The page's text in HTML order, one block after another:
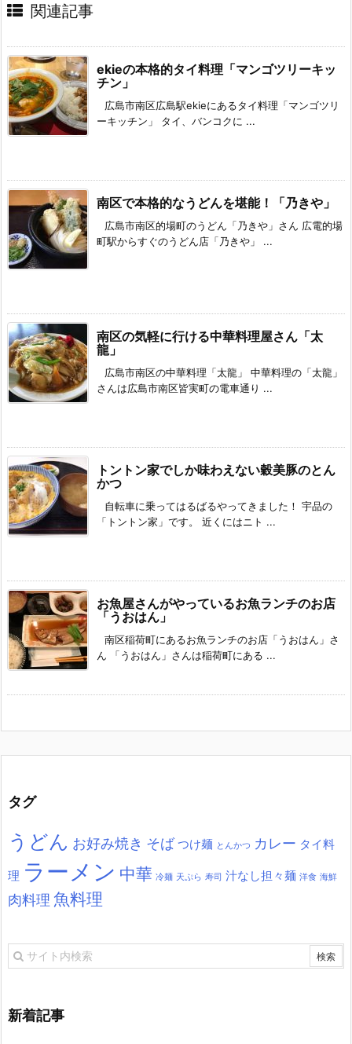
関連記事
ekieの本格的タイ料理「マンゴツリーキッ
チン」
広島市南区広島駅ekieにあるタイ料理「マンゴツリ
ーキッチン」 タイ、バンコクに ...
南区で本格的なうどんを堪能！「乃きや」
広島市南区的場町のうどん「乃きや」さん 広電的場
町駅からすぐのうどん店「乃きや」 ...
南区の気軽に行ける中華料理屋さん「太
龍」
広島市南区の中華料理「太龍」 中華料理の「太龍」
さんは広島市南区皆実町の電車通り ...
トントン家でしか味わえない穀美豚のとん
かつ
自転車に乗ってはるばるやってきました！ 宇品の
「トントン家」です。 近くにはニト ...
お魚屋さんがやっているお魚ランチのお店
「うおはん」
南区稲荷町にあるお魚ランチのお店「うおはん」さ
ん 「うおはん」さんは稲荷町にある ...
タグ
うどん お好み焼き そば つけ麺 とんかつ カレー タイ料
理 ラーメン 中華 冷麺 天ぷら 寿司 汁なし担々麺 洋食 海鮮
肉料理 魚料理
新着記事